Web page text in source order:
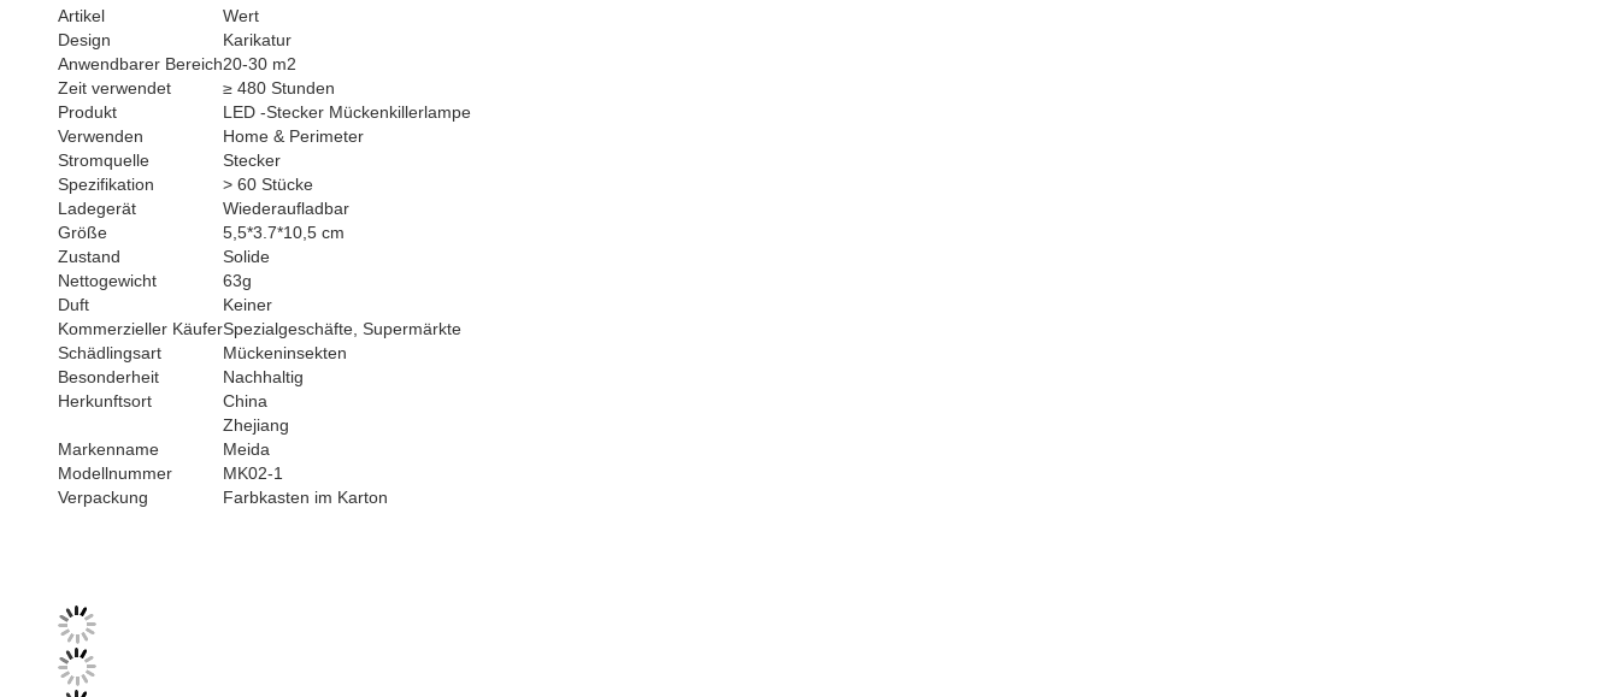
Artikel
Wert
Design
Karikatur
Anwendbarer Bereich20-30 m2
Zeit verwendet
≥ 480 Stunden
Produkt
LED -Stecker Mückenkillerlampe
Verwenden
Home & Perimeter
Stromquelle
Stecker
Spezifikation
> 60 Stücke
Ladegerät
Wiederaufladbar
Größe
5,5*3.7*10,5 cm
Zustand
Solide
Nettogewicht
63g
Duft
Keiner
Kommerzieller KäuferSpezialgeschäfte, Supermärkte
Schädlingsart
Mückeninsekten
Besonderheit
Nachhaltig
Herkunftsort
China
Zhejiang
Markenname
Meida
Modellnummer
MK02-1
Verpackung
Farbkasten im Karton